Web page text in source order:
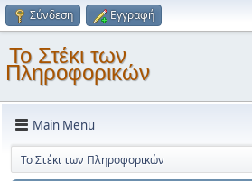
Σύνδεση Εγγραφή
Το Στέκι των
Πληροφορικών
Main Menu
Το Στέκι των Πληροφορικών